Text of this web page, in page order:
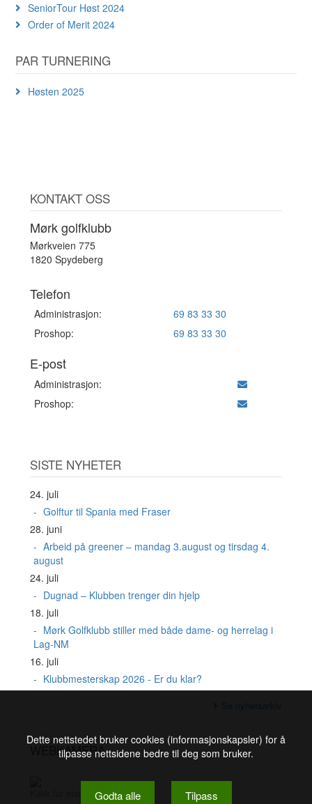
SeniorTour Høst 2024
Order of Merit 2024
PAR TURNERING
Høsten 2025
KONTAKT OSS
Mørk golfklubb
Mørkveien 775
1820 Spydeberg
Telefon
Administrasjon:
69 83 33 30
Proshop:
69 83 33 30
E-post
Administrasjon:
Proshop:
SISTE NYHETER
24. juli
Golftur til Spania med Fraser
28. juni
Arbeid på greener – mandag 3.august og tirsdag 4.
august
24. juli
Dugnad – Klubben trenger din hjelp
18. juli
Mørk Golfklubb stiller med både dame- og herrelag i
Lag-NM
16. juli
Klubbmesterskap 2026 - Er du klar?
WEBKAMERA
Klikk for stort bilde
Dette nettstedet bruker cookies (informasjonskapsler) for å
tilpasse nettsidene bedre til deg som bruker.
Godta alle Tilpass